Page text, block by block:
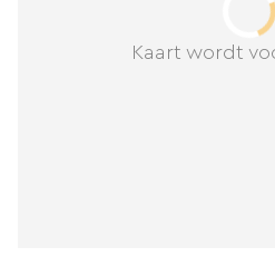
Kaart wordt